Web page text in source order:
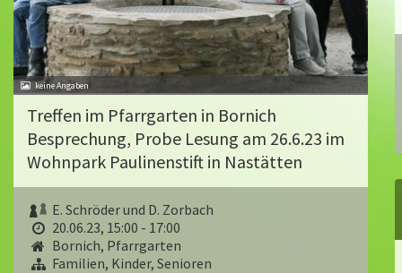
Treffen im Pfarrgarten in Bornich
Besprechung, Probe Lesung am 26.6.23 im
Wohnpark Paulinenstift in Nastätten
E. Schröder und D. Zorbach
20.06.23, 15:00 - 17:00
Bornich, Pfarrgarten
Familien, Kinder, Senioren